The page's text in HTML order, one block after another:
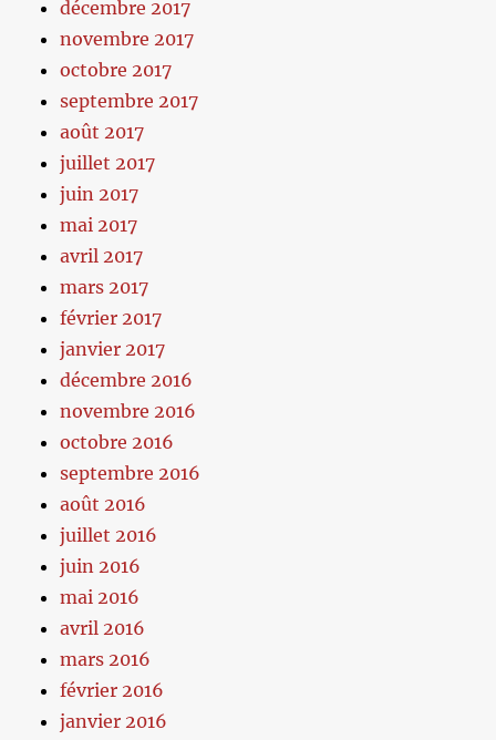
décembre 2017
novembre 2017
octobre 2017
septembre 2017
août 2017
juillet 2017
juin 2017
mai 2017
avril 2017
mars 2017
février 2017
janvier 2017
décembre 2016
novembre 2016
octobre 2016
septembre 2016
août 2016
juillet 2016
juin 2016
mai 2016
avril 2016
mars 2016
février 2016
janvier 2016